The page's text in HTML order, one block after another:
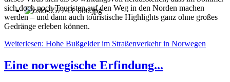
sich doch noch Touristen auf den Weg in den Norden machen
werden – und dann auch touristische Highlights ganz ohne großes
Gedränge erleben können.
Weiterlesen: Hohe Bußgelder im Straßenverkehr in Norwegen
Eine norwegische Erfindung...